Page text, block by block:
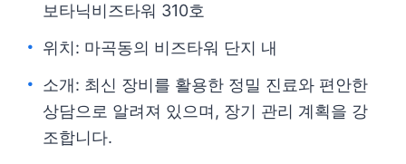
보타닉비즈타워 310호
위치: 마곡동의 비즈타워 단지 내
소개: 최신 장비를 활용한 정밀 진료와 편안한
상담으로 알려져 있으며, 장기 관리 계획을 강
조합니다.